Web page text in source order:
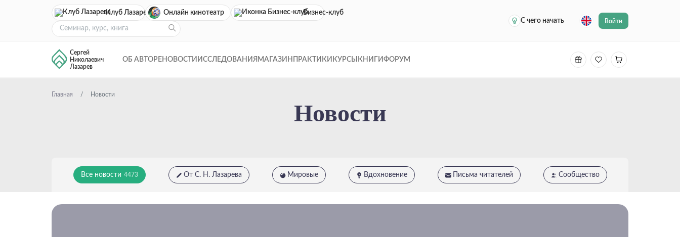
Клуб Лазарева Онлайн кинотеатр
Бизнес-клуб
С чего начать
Войти
Сергей
Николаевич
Лазарев
ОБ АВТОРЕ НОВОСТИ ИССЛЕДОВАНИЯ МАГАЗИН ПРАКТИКИ КУРСЫ КНИГИ ФОРУМ
Главная Новости
Новости
Все новости 4473 От С. Н. Лазарева Мировые Вдохновение Письма читателей Сообщество